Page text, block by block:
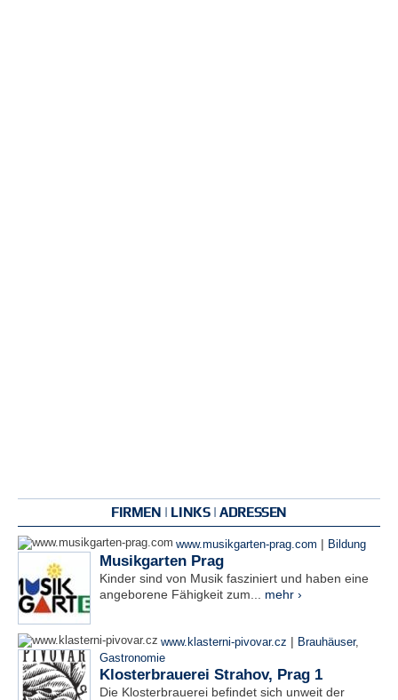
FIRMEN | LINKS | ADRESSEN
www.musikgarten-prag.com | Bildung
Musikgarten Prag
Kinder sind von Musik fasziniert und haben eine
angeborene Fähigkeit zum... mehr ›
www.klasterni-pivovar.cz | Brauhäuser,
Gastronomie
Klosterbrauerei Strahov, Prag 1
Die Klosterbrauerei befindet sich unweit der